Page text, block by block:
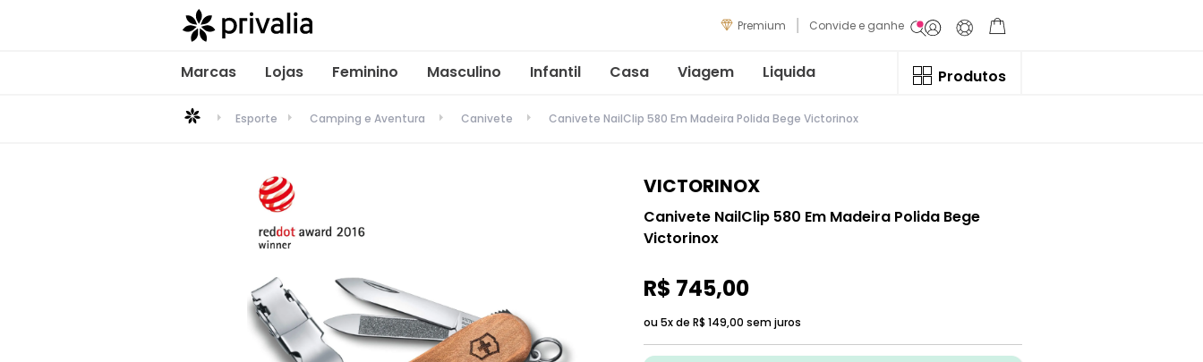
Premium Convide e ganhe
Marcas Lojas Feminino Masculino Infantil Casa Viagem Liquida Produtos
Esporte Camping e Aventura Canivete Canivete NailClip 580 Em Madeira Polida Bege Victorinox
VICTORINOX
Canivete NailClip 580 Em Madeira Polida Bege
Victorinox
R$ 745,00
ou 5x de R$ 149,00 sem juros